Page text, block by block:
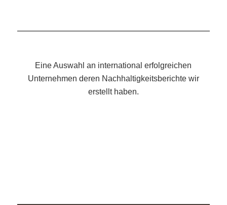
Eine Auswahl an international erfolgreichen
Unternehmen deren Nachhaltigkeitsberichte wir
erstellt haben.